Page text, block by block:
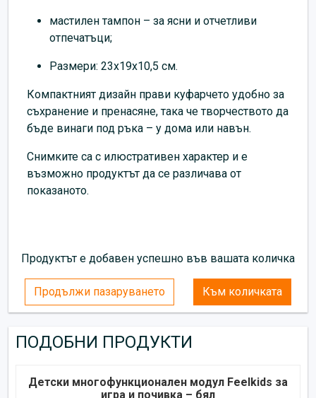
мастилен тампон – за ясни и отчетливи
отпечатъци;
Размери: 23x19x10,5 см.
Компактният дизайн прави куфарчето удобно за
съхранение и пренасяне, така че творчеството да
бъде винаги под ръка – у дома или навън.
Снимките са с илюстративен характер и е
възможно продуктът да се различава от
показаното.
Продуктът е добавен успешно във вашата количка
Продължи пазаруването Към количката
ПОДОБНИ ПРОДУКТИ
Детски многофункционален модул Feelkids за
игра и почивка – бял